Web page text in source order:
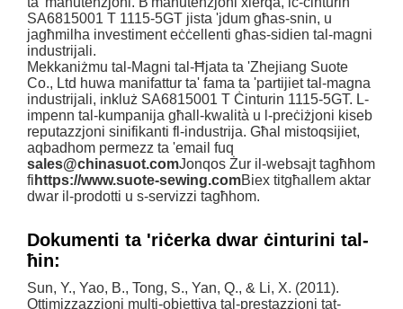
SA6815001 T 1115-5GT jista 'jdum għas-snin, u
jagħmilha investiment eċċellenti għas-sidien tal-magni
industrijali.
Mekkaniżmu tal-Magni tal-Ħjata ta 'Zhejiang Suote
Co., Ltd huwa manifattur ta' fama ta 'partijiet tal-magna
industrijali, inkluż SA6815001 T Ċinturin 1115-5GT. L-
impenn tal-kumpanija għall-kwalità u l-preċiżjoni kiseb
reputazzjoni sinifikanti fl-industrija. Għal mistoqsijiet,
aqbadhom permezz ta 'email fuq
sales@chinasuot.comJonqos Żur il-websajt tagħhom
fi https://www.suote-sewing.comBiex titgħallem aktar
dwar il-prodotti u s-servizzi tagħhom.
Dokumenti ta 'riċerka dwar ċinturini tal-
ħin:
Sun, Y., Yao, B., Tong, S., Yan, Q., & Li, X. (2011).
Ottimizzazzjoni multi-objettiva tal-prestazzjoni tat-